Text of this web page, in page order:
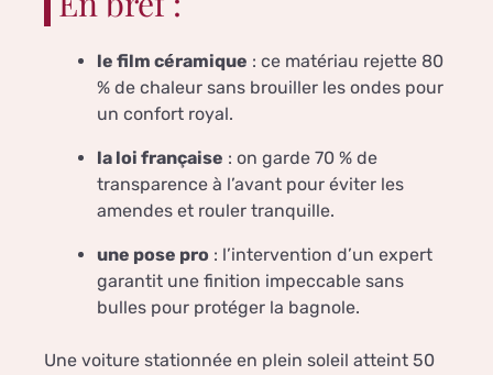
le film céramique : ce matériau rejette 80
% de chaleur sans brouiller les ondes pour
un confort royal.
la loi française : on garde 70 % de
transparence à l’avant pour éviter les
amendes et rouler tranquille.
une pose pro : l’intervention d’un expert
garantit une finition impeccable sans
bulles pour protéger la bagnole.
Une voiture stationnée en plein soleil atteint 50